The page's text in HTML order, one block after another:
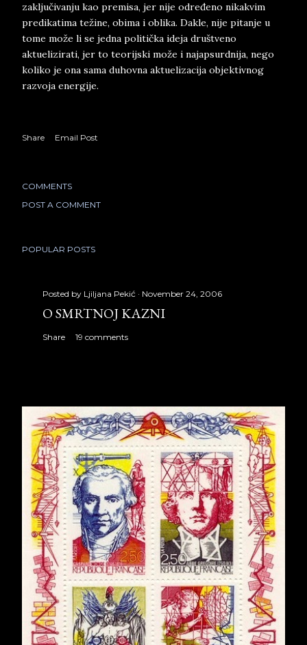
zaključivanju kao premisa, jer nije određeno nikakvim
predikatima težine, obima i oblika. Dakle, nije pitanje u
tome može li se jedna politička ideja društveno
aktuelizirati, jer to teorijski može i najapsurdnija, nego
koliko je ona sama duhovna aktuelizacija objektivnog
razvoja energije.
Share Email Post
COMMENTS
POST A COMMENT
POPULAR POSTS
Posted by Ljiljana Pekić November 24, 2006
O SMRTNOJ KAZNI
Share 19 comments